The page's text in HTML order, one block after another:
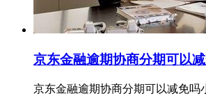
京东金融逾期协商分期可以
京东金融逾期协商分期可以减免